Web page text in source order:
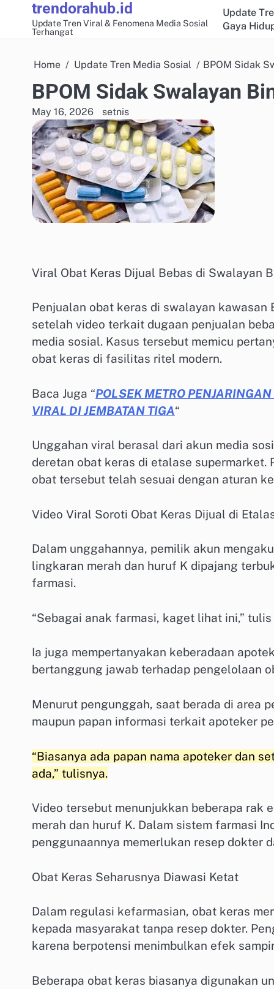
content
trendorahub.id
Update Tren Viral & Fenomena Media Sosial
Terhangat
Update
Gaya
Home Update Tren Media Sosial BPOM Sidak
BPOM Sidak Swalayan
May 16, 2026 setnis
Viral Obat Keras Dijual Bebas di Swalayan
Penjualan obat keras di swalayan
setelah video terkait dugaan penjualan
media sosial. Kasus tersebut memicu
obat keras di fasilitas ritel modern.
Baca Juga “POLSEK METRO
VIRAL DI JEMBATAN TIGA“
Unggahan viral berasal dari akun media
deretan obat keras di etalase supermarket.
obat tersebut telah sesuai dengan aturan
Video Viral Soroti Obat Keras Dijual di
Dalam unggahannya, pemilik akun
lingkaran merah dan huruf K dipajang
farmasi.
“Sebagai anak farmasi, kaget lihat ini,”
Ia juga mempertanyakan keberadaan
bertanggung jawab terhadap pengelolaan
Menurut pengunggah, saat berada di area
maupun papan informasi terkait apoteker
“Biasanya ada papan nama apoteker dan
ada,” tulisnya.
Video tersebut menunjukkan beberapa rak
merah dan huruf K. Dalam sistem farmasi
penggunaannya memerlukan resep dokter
Obat Keras Seharusnya Diawasi Ketat
Dalam regulasi kefarmasian, obat keras
kepada masyarakat tanpa resep dokter.
karena berpotensi menimbulkan efek
Beberapa obat keras biasanya digunakan